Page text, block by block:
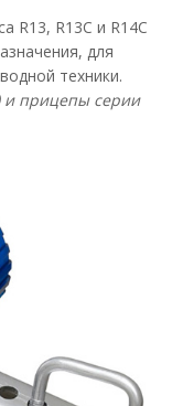
R13, R13C и R14С
для
техники.
и прицепы серии